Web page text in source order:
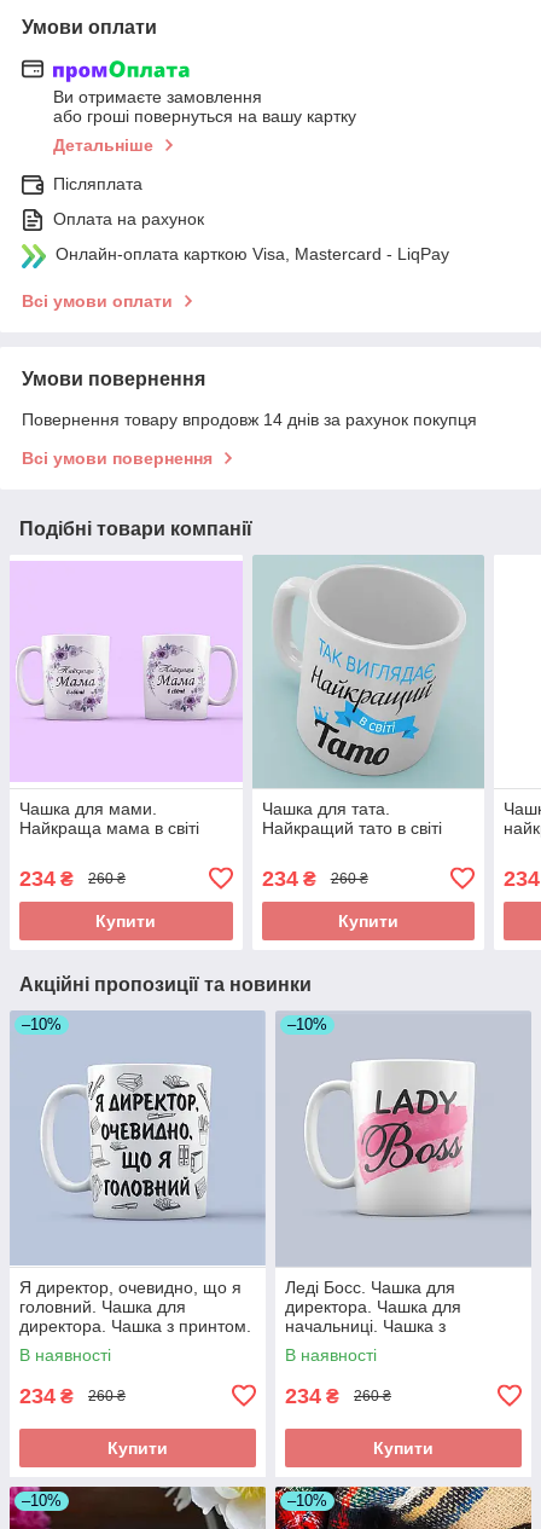
Умови оплати
Ви отримаєте замовлення
або гроші повернуться на вашу картку
Детальніше
Післяплата
Оплата на рахунок
Онлайн-оплата карткою Visa, Mastercard - LiqPay
Всі умови оплати
Умови повернення
Повернення товару впродовж 14 днів за рахунок покупця
Всі умови повернення
Подібні товари компанії
Чашка для мами.
Найкраща мама в світі
234 ₴ 260 ₴
Купити
Чашка для тата.
Найкращий тато в світі
234₴ 260 ₴
Купити
234
Акційні пропозиції та новинки
–10%
Я директор, очевидно, що я
головний. Чашка для
директора. Чашка з принтом.
В наявності
234 ₴ 260 ₴
Купити
–10%
Леді Босс. Чашка для
директора. Чашка для
начальниці. Чашка з
принтом.
В наявності
234 ₴ 260 ₴
Купити
–10% –10%